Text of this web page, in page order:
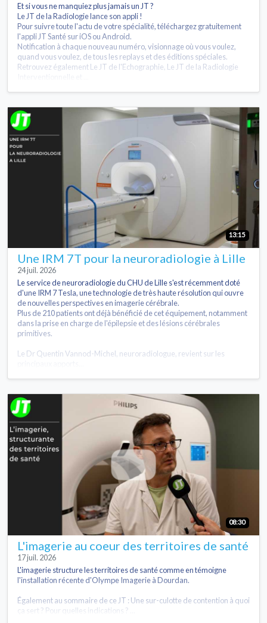
Et si vous ne manquiez plus jamais un JT ?
Le JT de la Radiologie lance son appli !
Pour suivre toute l'actu de votre spécialité, téléchargez gratuitement
l'appli JT Santé sur iOS ou Android.
Notification à chaque nouveau numéro, visionnage où vous voulez,
quand vous voulez, de tous les replays et des éditions spéciales.
Retrouvez également Le JT de l'Echographie, Le JT de la Radiologie
13:15
Une IRM 7T pour la neuroradiologie à Lille
24 juil. 2026
Le service de neuroradiologie du CHU de Lille s'est récemment doté
d'une IRM 7 Tesla, une technologie de très haute résolution qui ouvre
de nouvelles perspectives en imagerie cérébrale.
Plus de 210 patients ont déjà bénéficié de cet équipement, notamment
dans la prise en charge de l'épilepsie et des lésions cérébrales
primitives.
Le Dr Quentin Vannod-Michel, neuroradiologue, revient sur les
08:30
L'imagerie au coeur des territoires de santé
17 juil. 2026
L'imagerie structure les territoires de santé comme en témoigne
l'installation récente d'Olympe Imagerie à Dourdan.
Également au sommaire de ce JT : Une sur-culotte de contention à quoi
ça sert ? Pour quelles indications ? ...